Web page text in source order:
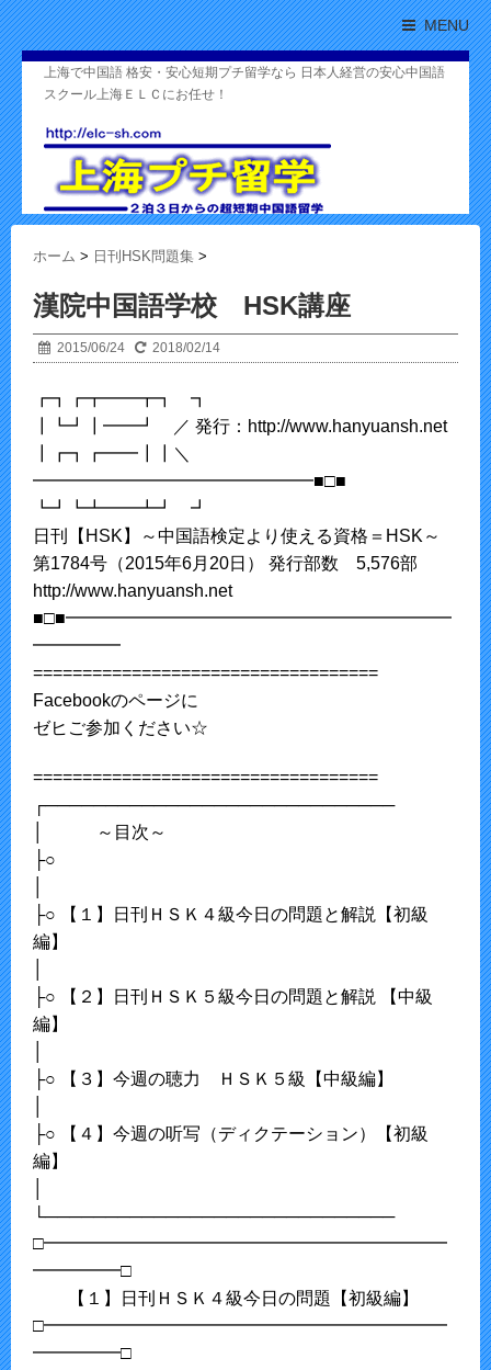
MENU
上海で中国語 格安・安心短期プチ留学なら 日本人経営の安心中国語
スクール上海ＥＬＣにお任せ！
ホーム > 日刊HSK問題集 >
漢院中国語学校 HSK講座
2015/06/24 2018/02/14
┏┓┏┳━━┳┓ ┓
┃┗┛┃━━┛ ／ 発行：http://www.hanyuansh.net
┃┏┓┏━━┃┃＼
━━━━━━━━━━━━━━━━■□■
┗┛┗┻━━┻┛ ┛
日刊【HSK】～中国語検定より使える資格＝HSK～
第1784号（2015年6月20日） 発行部数 5,576部
http://www.hanyuansh.net
■□■━━━━━━━━━━━━━━━━━━━━━━
━━━━━
===================================
Facebookのページに
ゼヒご参加ください☆
===================================
┌─────────────────────────────
│ ～目次～
├○
├○ 【１】日刊ＨＳＫ４級今日の問題と解説【初級
編】
├○ 【２】日刊ＨＳＫ５級今日の問題と解説 【中級
編】
├○ 【３】今週の聴力 ＨＳＫ５級【中級編】
├○ 【４】今週の听写（ディクテーション）【初級
編】
└─────────────────────────────
□━━━━━━━━━━━━━━━━━━━━━━━
━━━━━□
【１】日刊ＨＳＫ４級今日の問題【初級編】
□━━━━━━━━━━━━━━━━━━━━━━━
━━━━━□